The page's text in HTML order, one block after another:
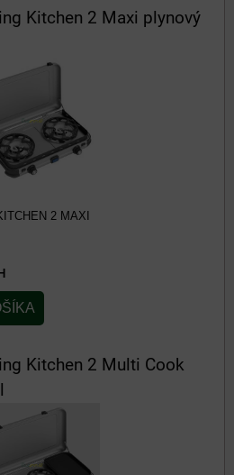
Kitchen 2 Maxi plynový
2 MAXI
Kitchen 2 Multi Cook